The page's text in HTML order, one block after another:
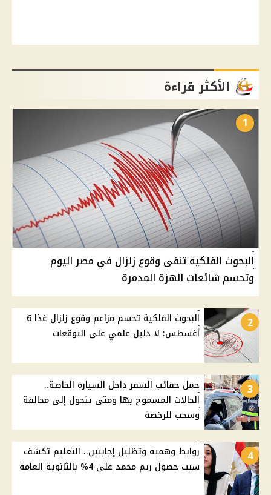
الأكثر قراءة
1
البحوث الفلكية تنفي وقوع زلزال في مصر اليوم
وتحسم شائعات الهزة المدمرة
2
البحوث الفلكية تحسم مزاعم وقوع زلزال غدًا 6
أغسطس: لا دليل علمي على التوقعات
3
حمل حقائب السفر داخل السيارة الخاصة..
الحالات المسموح بها ومتى تتحول إلى مخالفة
وسحب للرخصة
4
روابط وهمية وتظليل إجابتين.. التعليم تكشف
سبب حصول ريم محمد على 4% بالثانوية العامة